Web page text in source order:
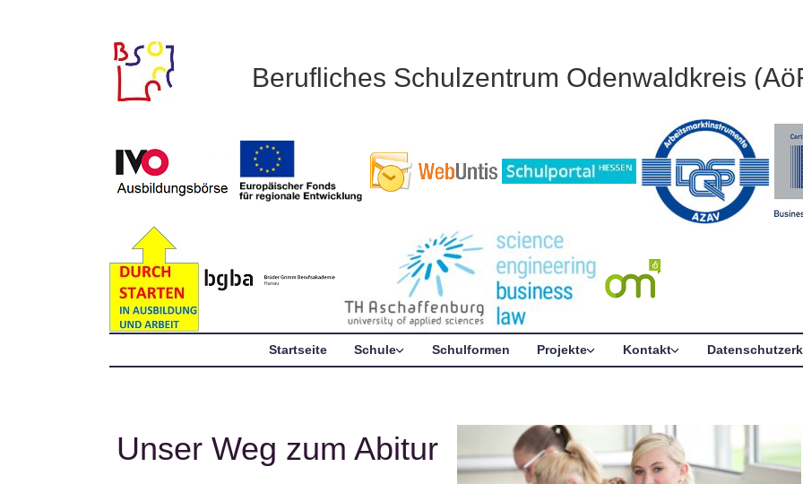
Berufliches Schulzentrum Odenwaldkreis
Startseite Schule Schulformen Projekte Kontakt
Unser Weg zum Abitur